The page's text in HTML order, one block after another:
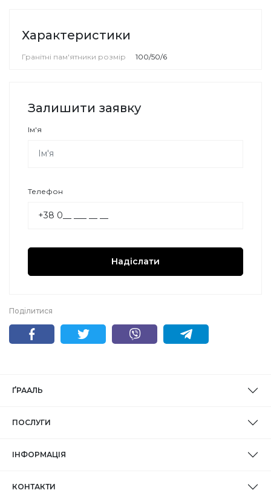
Характеристики
Гранітні пам'ятники розмір 100/50/6
Залишити заявку
Ім'я
Телефон
Надіслати
Поділитися
ҐРААЛЬ
ПОСЛУГИ
ІНФОРМАЦІЯ
КОНТАКТИ